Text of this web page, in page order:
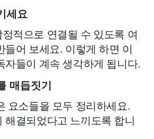
세요
적으로 연결될 수 있도록 여
들어 보세요. 이렇게 하면 이
자들이 계속 생각하게 됩니다.
매듭짓기
요소들을 모두 정리하세요.
해결되었다고 느끼도록 합니